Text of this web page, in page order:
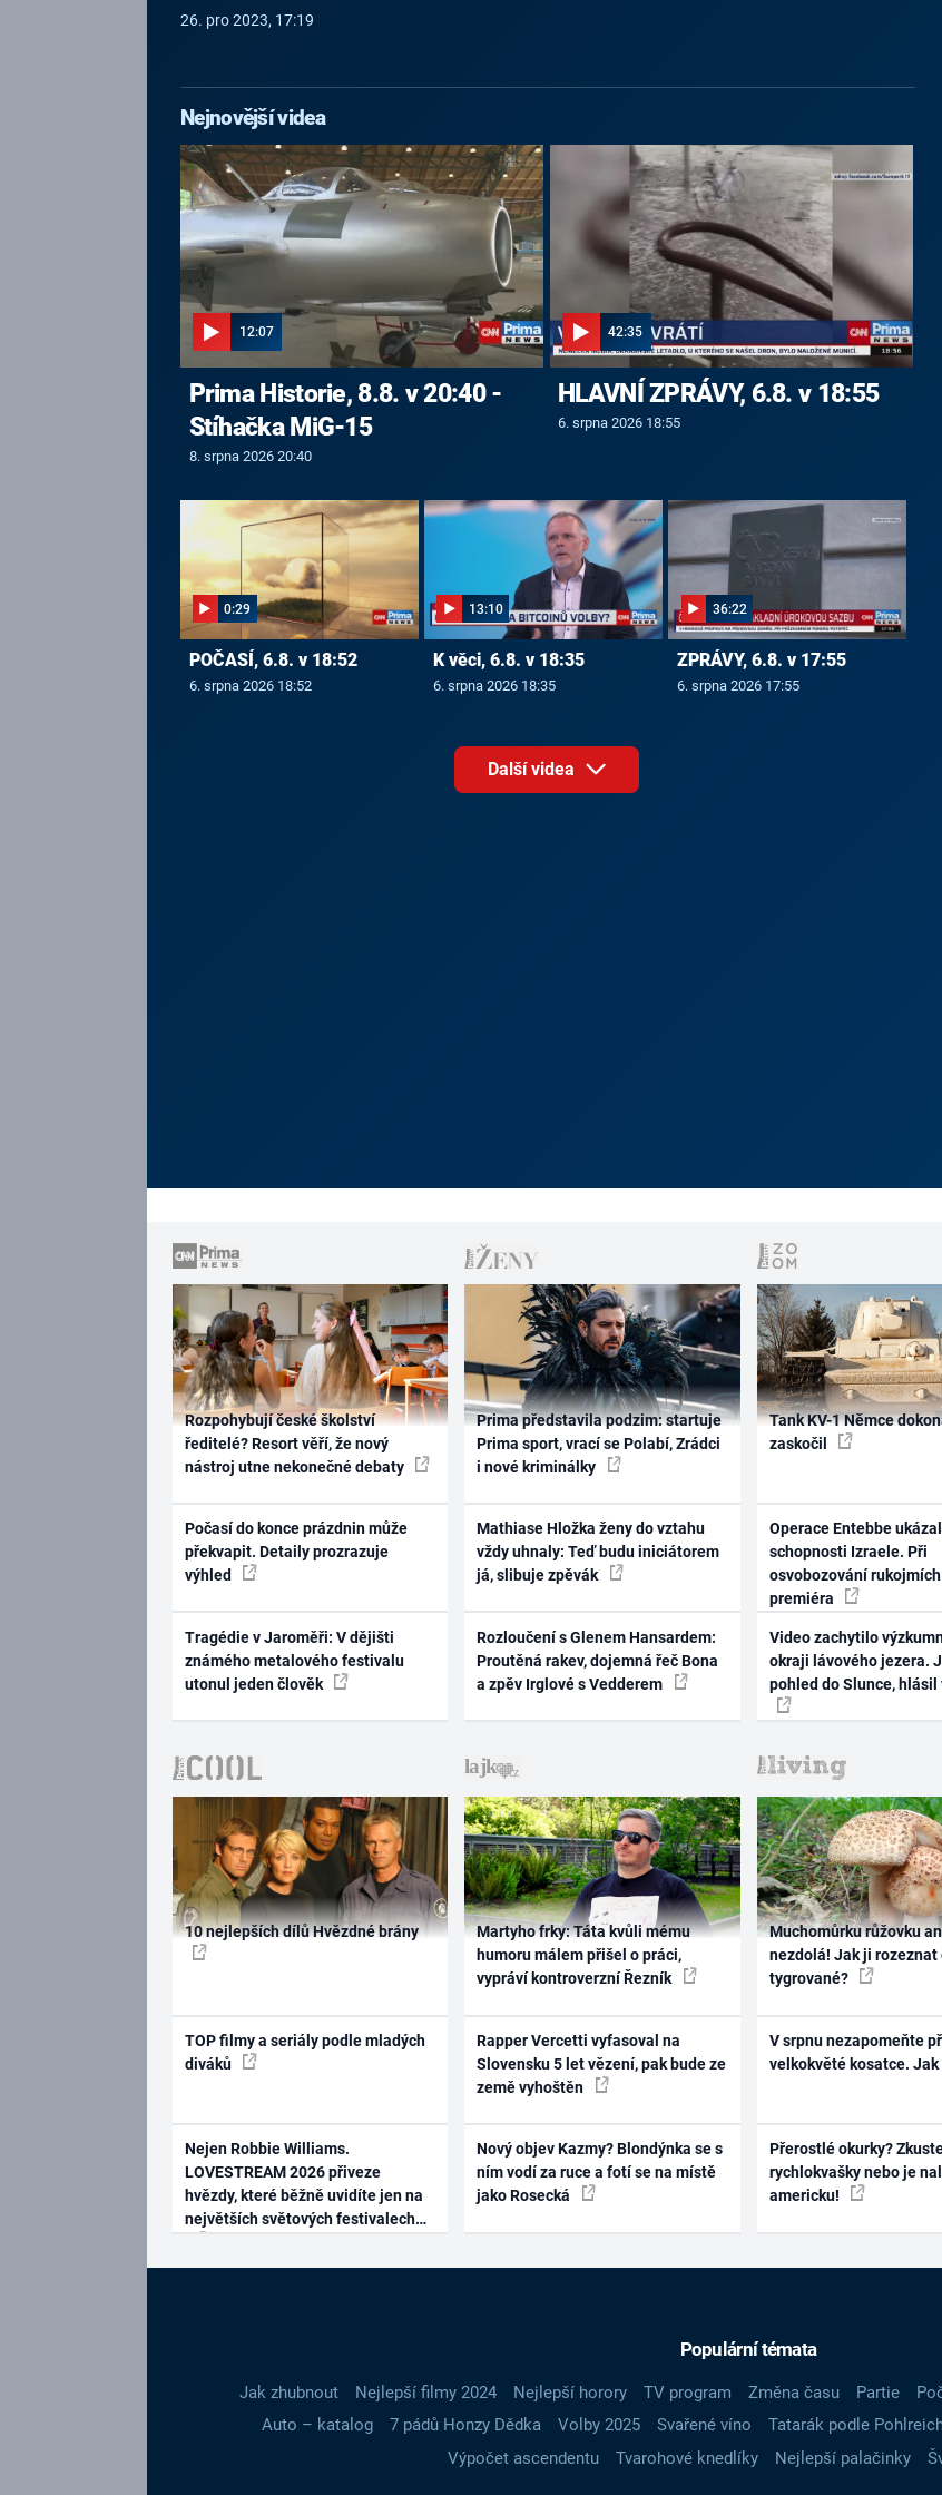
26. pro 2023, 17:19
Nejnovější videa
12:07
Prima Historie, 8.8. v 20:40 -
Stíhačka MiG-15
8. srpna 2026 20:40
42:35
HLAVNÍ ZPRÁVY, 6.8. v 18:55
6. srpna 2026 18:55
0:29
POČASÍ, 6.8. v 18:52
6. srpna 2026 18:52
13:10
K věci, 6.8. v 18:35
6. srpna 2026 18:35
36:22
ZPRÁVY, 6.8. v 17:55
6. srpna 2026 17:55
Další videa
Rozpohybují české školství
ředitelé? Resort věří, že nový
nástroj utne nekonečné debaty
Počasí do konce prázdnin může
překvapit. Detaily prozrazuje
výhled
Tragédie v Jaroměři: V dějišti
známého metalového festivalu
utonul jeden člověk
Prima představila podzim: startuje
Prima sport, vrací se Polabí, Zrádci
i nové kriminálky
Mathiase Hložka ženy do vztahu
vždy uhnaly: Teď budu iniciátorem
já, slibuje zpěvák
Rozloučení s Glenem Hansardem:
Proutěná rakev, dojemná řeč Bona
a zpěv Irglové s Vedderem
Tank KV-1 Němce
zaskočil
Operace Entebbe
schopnosti Izraele. Při
osvobozování
premiéra
Video zachytilo
okraji lávového jezera.
pohled do Slunce, hlásil
10 nejlepších dílů Hvězdné brány
TOP filmy a seriály podle mladých
diváků
Nejen Robbie Williams.
LOVESTREAM 2026 přiveze
hvězdy, které běžně uvidíte jen na
největších světových festivalech
Martyho frky: Táta kvůli mému
humoru málem přišel o práci,
vypráví kontroverzní Řezník
Rapper Vercetti vyfasoval na
Slovensku 5 let vězení, pak bude ze
země vyhoštěn
Nový objev Kazmy? Blondýnka se s
ním vodí za ruce a fotí se na místě
jako Rosecká
Muchomůrku růžovku
nezdolá! Jak ji rozeznat
tygrované?
V srpnu nezapomeňte
velkokvěté kosatce. Jak
Přerostlé okurky?
rychlokvašky nebo je
americku!
Populární témata
Jak zhubnout Nejlepší filmy 2024 Nejlepší horory TV program Změna času Partie
Auto – katalog
7 pádů Honzy Dědka Volby 2025 Svařené víno Tatarák podle
Výpočet ascendentu
Tvarohové knedlíky Nejlepší palačinky